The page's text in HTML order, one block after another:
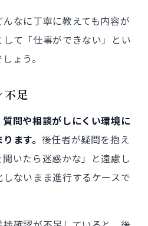
なに丁寧に教えても内容が
て「仕事ができない」とい
ょう。
不足
問や相談がしにくい環境に
ます。 後任者が疑問を抱え
いたら迷惑かな」と遠慮し
ないまま進行するケースで